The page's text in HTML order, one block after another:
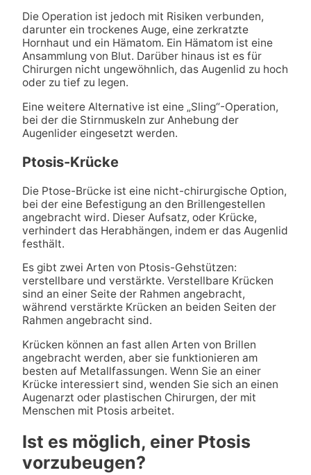
Die Operation ist jedoch mit Risiken verbunden,
darunter ein trockenes Auge, eine zerkratzte
Hornhaut und ein Hämatom. Ein Hämatom ist eine
Ansammlung von Blut. Darüber hinaus ist es für
Chirurgen nicht ungewöhnlich, das Augenlid zu hoch
oder zu tief zu legen.
Eine weitere Alternative ist eine „Sling“-Operation,
bei der die Stirnmuskeln zur Anhebung der
Augenlider eingesetzt werden.
Ptosis-Krücke
Die Ptose-Brücke ist eine nicht-chirurgische Option,
bei der eine Befestigung an den Brillengestellen
angebracht wird. Dieser Aufsatz, oder Krücke,
verhindert das Herabhängen, indem er das Augenlid
festhält.
Es gibt zwei Arten von Ptosis-Gehstützen:
verstellbare und verstärkte. Verstellbare Krücken
sind an einer Seite der Rahmen angebracht,
während verstärkte Krücken an beiden Seiten der
Rahmen angebracht sind.
Krücken können an fast allen Arten von Brillen
angebracht werden, aber sie funktionieren am
besten auf Metallfassungen. Wenn Sie an einer
Krücke interessiert sind, wenden Sie sich an einen
Augenarzt oder plastischen Chirurgen, der mit
Menschen mit Ptosis arbeitet.
Ist es möglich, einer Ptosis
vorzubeugen?